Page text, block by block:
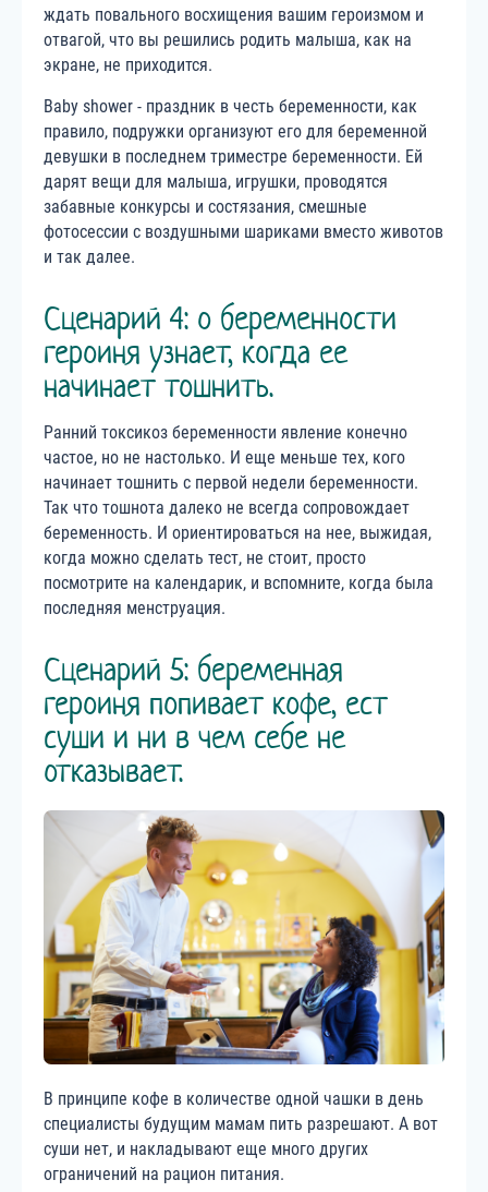
ждать повального восхищения вашим героизмом и
отвагой, что вы решились родить малыша, как на
экране, не приходится.
Baby shower - праздник в честь беременности, как
правило, подружки организуют его для беременной
девушки в последнем триместре беременности. Ей
дарят вещи для малыша, игрушки, проводятся
забавные конкурсы и состязания, смешные
фотосессии с воздушными шариками вместо животов
и так далее.
Сценарий 4: о беременности
героиня узнает, когда ее
начинает тошнить.
Ранний токсикоз беременности явление конечно
частое, но не настолько. И еще меньше тех, кого
начинает тошнить с первой недели беременности.
Так что тошнота далеко не всегда сопровождает
беременность. И ориентироваться на нее, выжидая,
когда можно сделать тест, не стоит, просто
посмотрите на календарик, и вспомните, когда была
последняя менструация.
Сценарий 5: беременная
героиня попивает кофе, ест
суши и ни в чем себе не
отказывает.
В принципе кофе в количестве одной чашки в день
специалисты будущим мамам пить разрешают. А вот
суши нет, и накладывают еще много других
ограничений на рацион питания.